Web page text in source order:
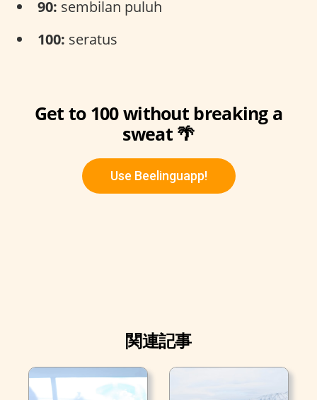
90: sembilan puluh
100: seratus
Get to 100 without breaking a
sweat 🌴
Use Beelinguapp!
関連記事